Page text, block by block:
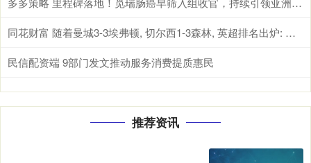
同花财富 随着曼城3-3埃弗顿, 切尔西1-3森林, 英超排名出炉: 阿森纳开心了
民信配资端 9部门发文推动服务消费提质惠民
推荐资讯